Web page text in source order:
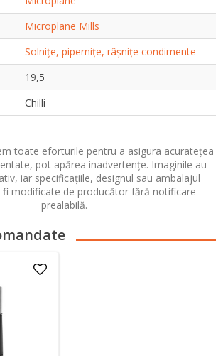
Microplane Mills
Solnițe, pipernițe, râșnițe condimente
19,5
Chilli
toate eforturile pentru a asigura acuratețea
pot apărea inadvertențe. Imaginile au
iar specificațiile, designul sau ambalajul
modificate de producător fără notificare
prealabilă.